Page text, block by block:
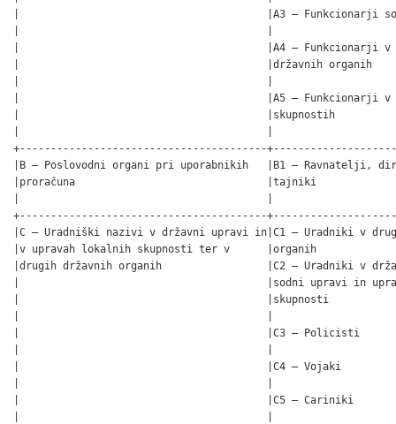
|                                        |A3 – Funkcionarji
|                                        |A4 – Funkcionarji v
|                                        |državnih organih
|                                        |A5 – Funkcionarji v
|                                        |skupnostih
+----------------------------------------
|B – Poslovodni organi pri uporabnikih   |B1 –
|proračuna                               |tajniki
+----------------------------------------
|C – Uradniški nazivi v državni upravi in|C1 – Uradniki v
|v upravah lokalnih skupnosti ter v      |organih
|drugih državnih organih                 |C2 – Uradniki v
|                                        |sodni upravi in
|                                        |skupnosti
|                                        |C3 – Policisti
|                                        |C4 – Vojaki
|                                        |C5 – Cariniki